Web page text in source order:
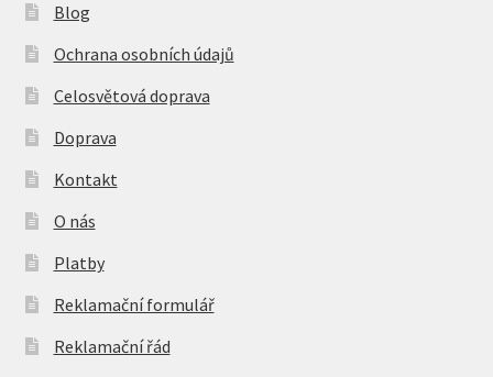
Blog
Ochrana osobních údajů
Celosvětová doprava
Doprava
Kontakt
O nás
Platby
Reklamační formulář
Reklamační řád